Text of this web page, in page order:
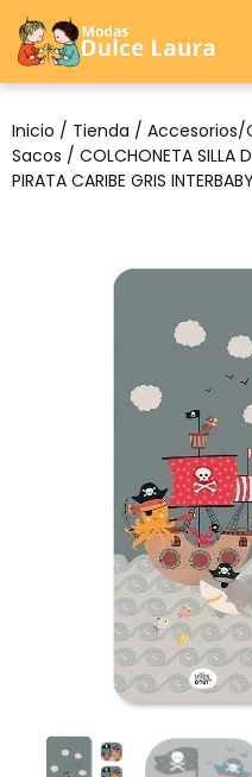
Inicio / Tienda /
Sacos / COLCHONETA SILLA
PIRATA CARIBE GRIS INTERBABY